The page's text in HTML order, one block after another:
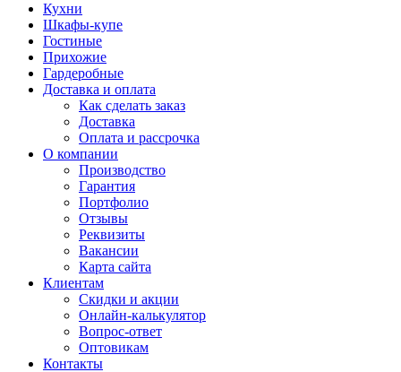
Кухни
Шкафы-купе
Гостиные
Прихожие
Гардеробные
Доставка и оплата
Как сделать заказ
Доставка
Оплата и рассрочка
О компании
Производство
Гарантия
Портфолио
Отзывы
Реквизиты
Вакансии
Карта сайта
Клиентам
Скидки и акции
Онлайн-калькулятор
Вопрос-ответ
Оптовикам
Контакты